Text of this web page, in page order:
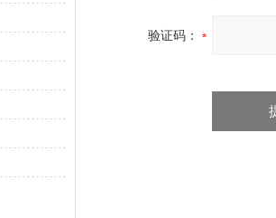
验证码：